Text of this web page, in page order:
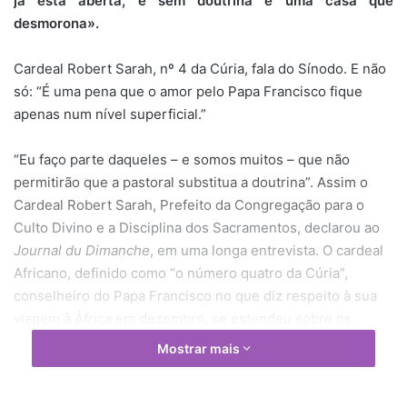
desmorona».
Cardeal Robert Sarah, nº 4 da Cúria, fala do Sínodo. E não
só: “É uma pena que o amor pelo Papa Francisco fique
apenas num nível superficial.”
“Eu faço parte daqueles – e somos muitos – que não
permitirão que a pastoral substitua a doutrina”. Assim o
Cardeal Robert Sarah, Prefeito da Congregação para o
Culto Divino e a Disciplina dos Sacramentos, declarou ao
Journal du Dimanche, em uma longa entrevista. O cardeal
Africano, definido como “o número quatro da Cúria”,
conselheiro do Papa Francisco no que diz respeito à sua
temas da família, da política e do Sínodo Ordinário e
Extraordinário.
Mostrar mais